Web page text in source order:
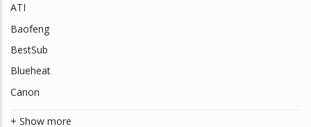
ATI
Baofeng
BestSub
Blueheat
Canon
+ Show more